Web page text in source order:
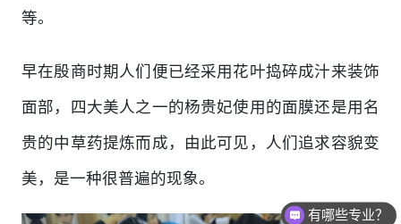
等。
早在殷商时期人们便已经采用花叶捣碎成汁来装饰
面部，四大美人之一的杨贵妃使用的面膜还是用名
贵的中草药提炼而成，由此可见，人们追求容貌变
美，是一种很普遍的现象。
有哪些专业？